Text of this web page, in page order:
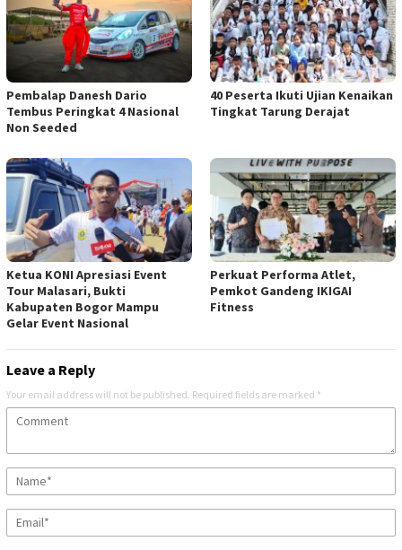
Pembalap Danesh Dario
Tembus Peringkat 4 Nasional
Non Seeded
40 Peserta Ikuti Ujian Kenaikan
Tingkat Tarung Derajat
Ketua KONI Apresiasi Event
Tour Malasari, Bukti
Kabupaten Bogor Mampu
Gelar Event Nasional
Perkuat Performa Atlet,
Pemkot Gandeng IKIGAI
Fitness
Leave a Reply
Your email address will not be published. Required fields are marked *